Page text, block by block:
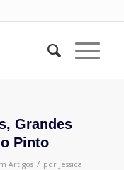
Grandes
Pinto
Artigos / por Jessica